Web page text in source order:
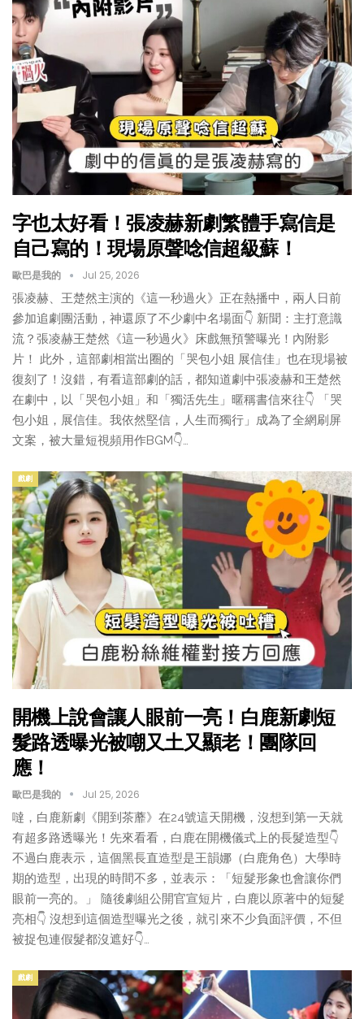
字也太好看！張凌赫新劇繁體手寫信是
自己寫的！現場原聲唸信超級蘇！
歐巴是我的 Jul 25, 2026
張凌赫、王楚然主演的《這一秒過火》正在熱播中，兩人日前
參加追劇團活動，神還原了不少劇中名場面👇 新聞：主打意識
流？張凌赫王楚然《這一秒過火》床戲無預警曝光！內附影
片！ 此外，這部劇相當出圈的「哭包小姐 展信佳」也在現場被
復刻了！沒錯，有看這部劇的話，都知道劇中張凌赫和王楚然
在劇中，以「哭包小姐」和「獨活先生」暱稱書信來往👇 「哭
包小姐，展信佳。我依然堅信，人生而獨行」成為了全網刷屏
文案，被大量短視頻用作BGM👇…
戲劇
開機上說會讓人眼前一亮！白鹿新劇短
髮路透曝光被嘲又土又顯老！團隊回
應！
歐巴是我的 Jul 25, 2026
噠，白鹿新劇《開到茶蘼》在24號這天開機，沒想到第一天就
有超多路透曝光！先來看看，白鹿在開機儀式上的長髮造型👇
不過白鹿表示，這個黑長直造型是王韻娜（白鹿角色）大學時
期的造型，出現的時間不多，並表示：「短髮形象也會讓你們
眼前一亮的。」 隨後劇組公開官宣短片，白鹿以原著中的短髮
亮相👇 沒想到這個造型曝光之後，就引來不少負面評價，不但
被捉包連假髮都沒遮好👇…
戲劇